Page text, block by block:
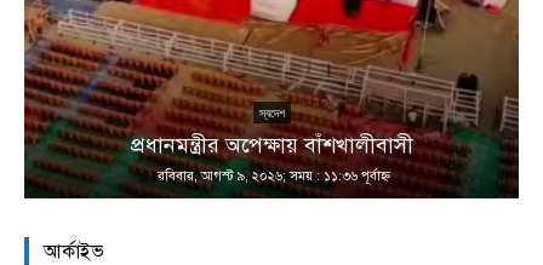
স্বদেশ
প্রধানমন্ত্রীর অপেক্ষায় বাঁশখালীবাসী
রবিবার, আগস্ট ৯, ২০২৬; সময় : ১১:৩৬ পূর্বাহ্ণ
আর্কাইভ